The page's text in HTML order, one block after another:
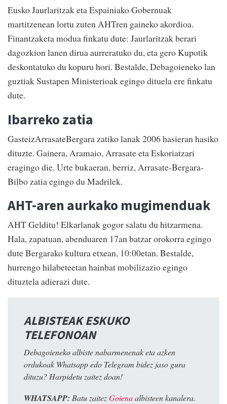
Eusko Jaurlaritzak eta Espainiako Gobernuak
martitzenean lortu zuten AHTren gaineko akordioa.
Finantzaketa modua finkatu dute: Jaurlaritzak berari
dagozkion lanen dirua aurreratuko du, eta gero Kupotik
deskontatuko du kopuru hori. Bestalde, Debagoieneko lan
guztiak Sustapen Ministerioak egingo dituela ere finkatu
dute.
Ibarreko zatia
GasteizArrasateBergara zatiko lanak 2006 hasieran hasiko
dituzte. Gainera, Aramaio, Arrasate eta Eskoriatzari
eragingo die. Urte bukaeran, berriz, Arrasate-Bergara-
Bilbo zatia egingo du Madrilek.
AHT-aren aurkako mugimenduak
AHT Gelditu! Elkarlanak gogor salatu du hitzarmena.
Hala, zapatuan, abenduaren 17an batzar orokorra egingo
dute Bergarako kultura etxean, 10:00etan. Bestalde,
hurrengo hilabeteetan hainbat mobilizazio egingo
dituztela adierazi dute.
ALBISTEAK ESKUKO
TELEFONOAN
Debagoieneko albiste nabarmenenak eta azken
ordukoak Whatsapp edo Telegram bidez jaso gura
dituzu? Harpidetu zaitez doan!
WHATSAPP: Batu zaitezGoienaalbisteen kanalera.